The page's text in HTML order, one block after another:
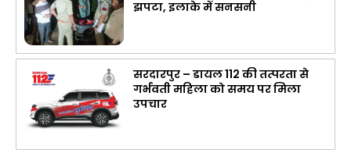
झपटा, इलाके में सनसनी
सरदारपुर – डायल 112 की तत्परता से
गर्भवती महिला को समय पर मिला
उपचार